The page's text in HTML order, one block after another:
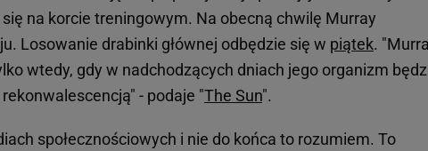
na korcie treningowym. Na obecną chwilę Murray
Losowanie drabinki głównej odbędzie się w piątek.
wtedy, gdy w nadchodzących dniach jego organizm
- podaje "The Sun".
społecznościowych i nie do końca to rozumiem. To